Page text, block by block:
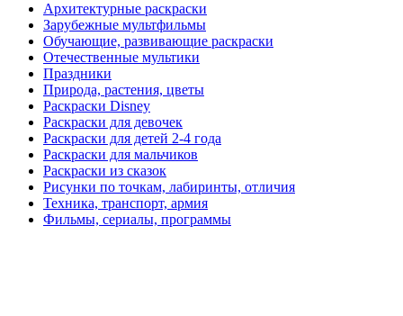
Архитектурные раскраски
Зарубежные мультфильмы
Обучающие, развивающие раскраски
Отечественные мультики
Праздники
Природа, растения, цветы
Раскраски Disney
Раскраски для девочек
Раскраски для детей 2-4 года
Раскраски для мальчиков
Раскраски из сказок
Рисунки по точкам, лабиринты, отличия
Техника, транспорт, армия
Фильмы, сериалы, программы